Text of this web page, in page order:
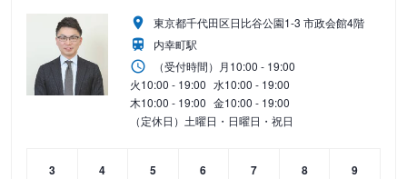
東京都千代田区日比谷公園1-3 市政会館4階
内幸町駅
（受付時間） 月10:00 - 19:00
火10:00 - 19:00 水10:00 - 19:00
木10:00 - 19:00 金10:00 - 19:00
（定休日）土曜日・日曜日・祝日
3
4
5
6
7
8
9